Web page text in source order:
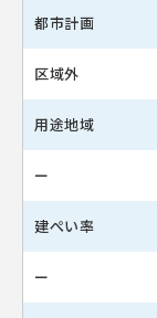
都市計画
区域外
用途地域
ー
建ぺい率
ー